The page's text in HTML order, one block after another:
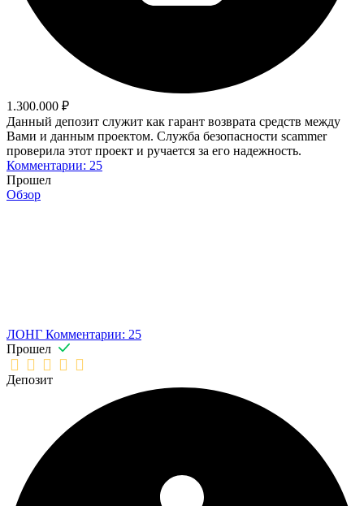
1.300.000 ₽
Данный депозит служит как гарант возврата средств между
Вами и данным проектом. Служба безопасности scammer
проверила этот проект и ручается за его надежность.
Комментарии: 25
Прошел
Обзор
ЛОНГ Комментарии: 25
Прошел
Депозит